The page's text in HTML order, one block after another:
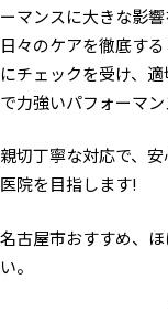
ーマンスに大きな影
日々のケアを徹底す
にチェックを受け、
で力強いパフォーマン
親切丁寧な対応で、
医院を目指します!
名古屋市おすすめ、
い。